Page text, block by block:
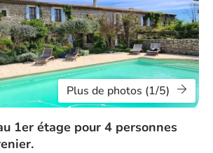
Plus de photos (1/5)
1er étage pour 4 personnes